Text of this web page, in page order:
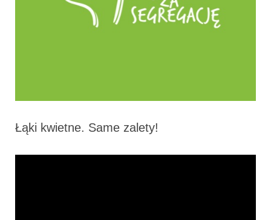
Łąki kwietne. Same zalety!